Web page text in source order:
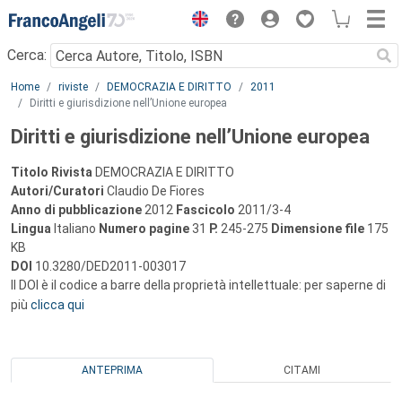
Menu
Cerca:
Main content
Home riviste DEMOCRAZIA E DIRITTO
2011
Diritti e giurisdizione nell’Unione europea
Diritti e giurisdizione nell’Unione europea
Titolo Rivista DEMOCRAZIA E DIRITTO
Autori/Curatori Claudio De Fiores
Anno di pubblicazione 2012 Fascicolo 2011/3-4
Lingua Italiano Numero pagine 31 P. 245-275 Dimensione file 175
KB
DOI 10.3280/DED2011-003017
Il DOI è il codice a barre della proprietà intellettuale: per saperne di
più clicca qui
ANTEPRIMA CITAMI